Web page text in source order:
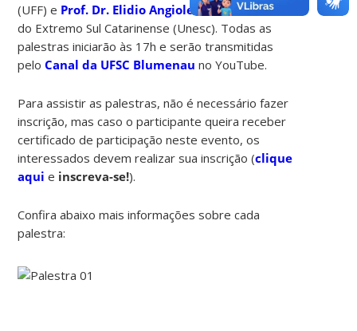
(UFF) e Prof. Dr. Elidio Angioletto– Universidade
do Extremo Sul Catarinense (Unesc). Todas as
palestras iniciarão às 17h e serão transmitidas
peloCanal da UFSC Blumenau no YouTube.
Para assistir as palestras, não é necessário fazer
inscrição, mas caso o participante queira receber
certificado de participação neste evento, os
interessados devem realizar sua inscrição (clique
aqui e inscreva-se!).
Confira abaixo mais informações sobre cada
palestra: